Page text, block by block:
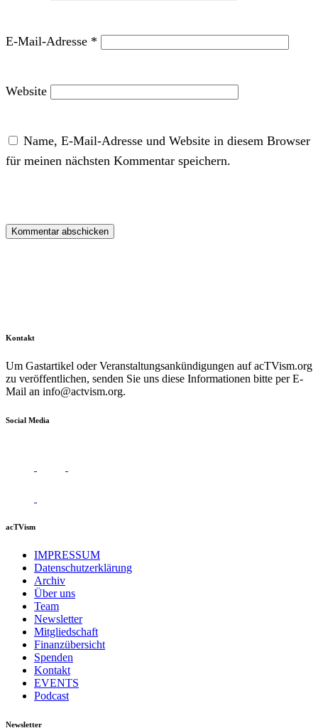
E-Mail-Adresse *
Website
Name, E-Mail-Adresse und Website in diesem Browser
für meinen nächsten Kommentar speichern.
Kontakt
Um Gastartikel oder Veranstaltungsankündigungen auf acTVism.org
zu veröffentlichen, senden Sie uns diese Informationen bitte per E-
Mail an info@actvism.org.
Social Media
acTVism
IMPRESSUM
Datenschutzerklärung
Archiv
Über uns
Team
Newsletter
Mitgliedschaft
Finanzübersicht
Spenden
Kontakt
EVENTS
Podcast
Newsletter